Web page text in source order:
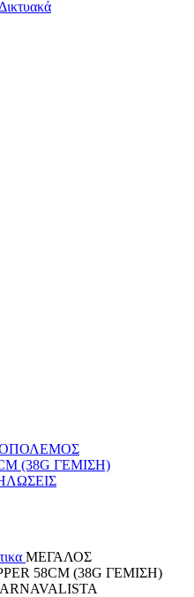
ΜΕΓΑΛΟΣ
58CM (38G ΓΕΜΙΣΗ)